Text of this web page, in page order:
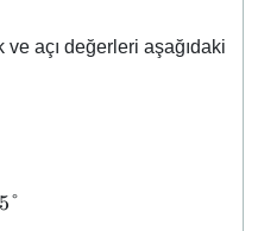
açı değerleri aşağıdaki